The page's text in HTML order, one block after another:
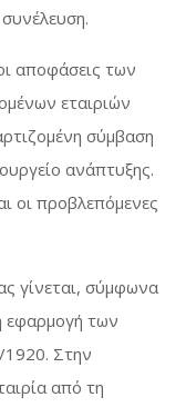
αποφάσεις των
εταιριών
σύμβαση
ανάπτυξης.
οι προβλεπόμενες
γίνεται, σύμφωνα
εφαρμογή των
Στην
από τη